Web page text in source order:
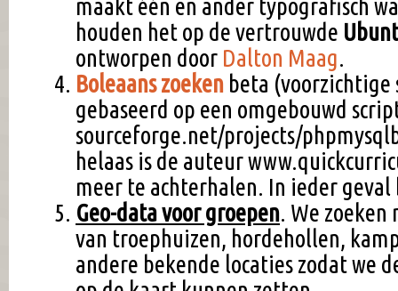
maakt één en ander typografisch
houden het op de vertrouwde
ontworpen door Dalton Maag.
Boleaans zoeken beta
gebaseerd op een omgebouwd
sourceforge.net/projects/
helaas is de auteur
meer te achterhalen. In ieder
Geo-data voor groepen. We zoeken
van troephuizen, hordehollen,
andere bekende locaties zodat we